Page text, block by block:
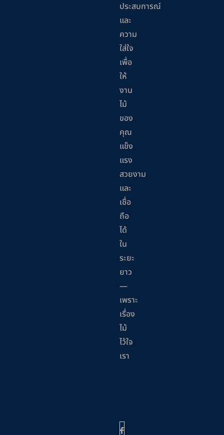
ประสบการณ์
และ
ความ
ใส่ใจ
เพื่อ
ให้
งาน
ไม้
ของ
คุณ
แข็ง
แรง
สวยงาม
และ
เชื่อ
ถือ
ได้
ใน
ระยะ
ยาว
—
เพราะ
เรื่อง
ไม้
ไว้ใจ
เรา